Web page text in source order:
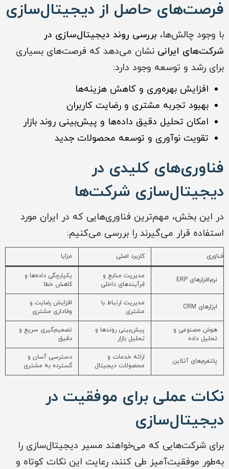
فرصت‌های حاصل از دیجیتال‌سازی
با وجود چالش‌ها، بررسی روند دیجیتال‌سازی در
شرکت‌های ایرانی نشان می‌دهد که فرصت‌های بسیاری
برای رشد و توسعه وجود دارد:
افزایش بهره‌وری و کاهش هزینه‌ها
بهبود تجربه مشتری و رضایت کاربران
امکان تحلیل دقیق داده‌ها و پیش‌بینی روند بازار
تقویت نوآوری و توسعه محصولات جدید
فناوری‌های کلیدی در
دیجیتال‌سازی شرکت‌ها
در این بخش، مهم‌ترین فناوری‌هایی که در ایران مورد
استفاده قرار می‌گیرند را بررسی می‌کنیم:
فناوری کاربرد اصلی مزایا
نرم‌افزارهای ERP
مدیریت منابع و
فرآیندهای داخلی
یکپارچگی داده‌ها و
کاهش خطا
ابزارهای CRM
مدیریت ارتباط با
مشتری
افزایش رضایت و
وفاداری مشتری
هوش مصنوعی و
تحلیل داده
پیش‌بینی روندها و
تحلیل بازار
تصمیم‌گیری سریع و
دقیق
پلتفرم‌های آنلاین
ارائه خدمات و
محصولات دیجیتال
دسترسی آسان و
گسترده به مشتری
نکات عملی برای موفقیت در
دیجیتال‌سازی
برای شرکت‌هایی که می‌خواهند مسیر دیجیتال‌سازی را
به‌طور موفقیت‌آمیز طی کنند، رعایت این نکات کوتاه و